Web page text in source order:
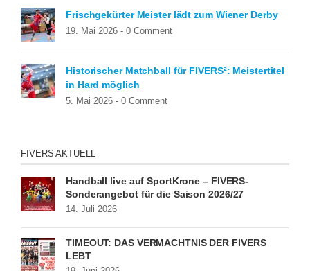
Frischgekürter Meister lädt zum Wiener Derby
19. Mai 2026 - 0 Comment
Historischer Matchball für FIVERS²: Meistertitel
in Hard möglich
5. Mai 2026 - 0 Comment
FIVERS AKTUELL
Handball live auf SportKrone – FIVERS-
Sonderangebot für die Saison 2026/27
14. Juli 2026
TIMEOUT: DAS VERMÄCHTNIS DER FIVERS
LEBT